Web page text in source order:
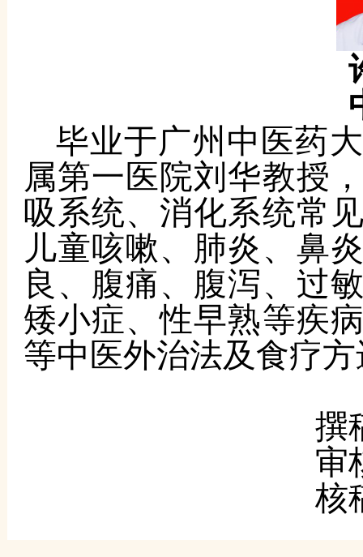
毕业于广州中医药
属第一医院刘华教授
吸系统、消化系统常
儿童咳嗽、肺炎、鼻
良、腹痛、腹泻、过
矮小症、性早熟等疾
等中医外治法及食疗
撰
审
核